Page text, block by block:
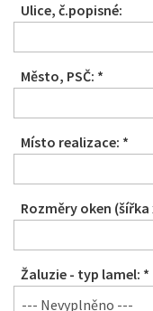
Ulice, č.popisné:
Město, PSČ: *
Místo realizace: *
Rozměry oken
Žaluzie - typ lamel: *
--- Nevyplněno ---